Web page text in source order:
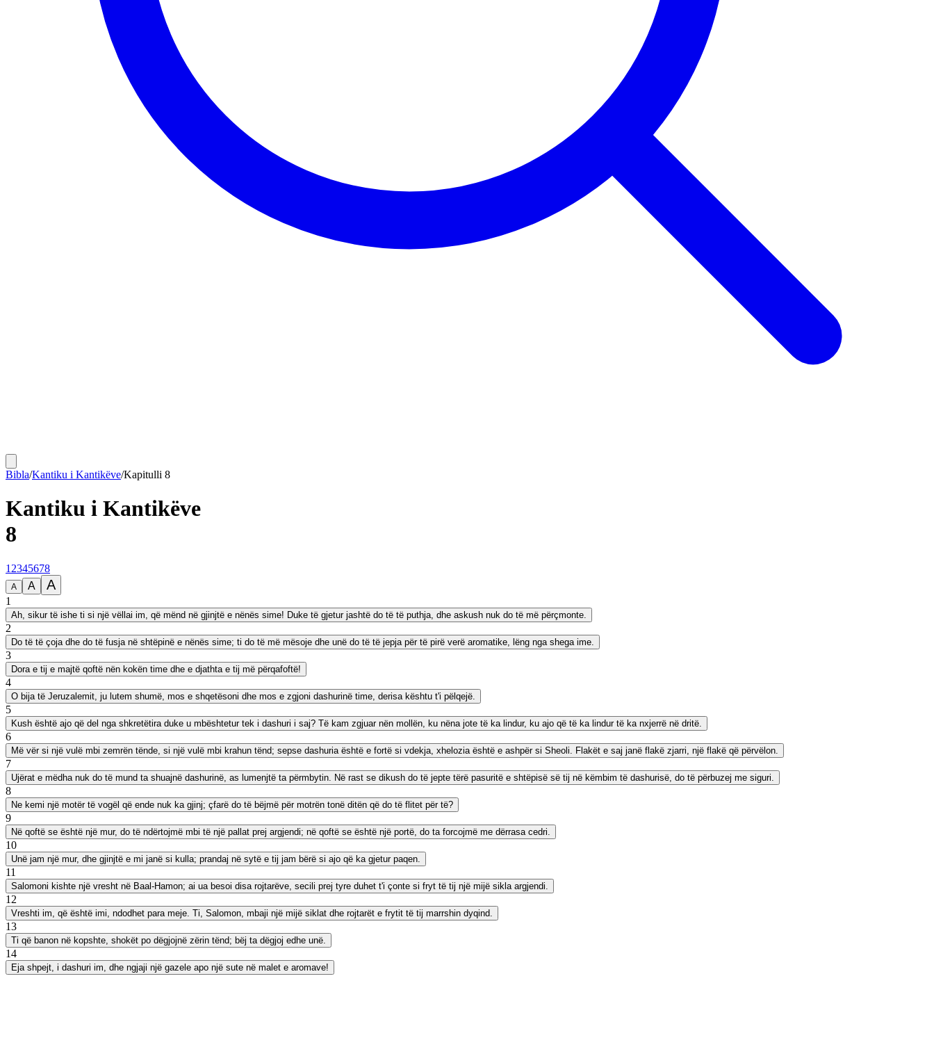
Bibla/Kantiku i Kantikëve/Kapitulli 8
Kantiku i Kantikëve
8
1 2345678
A A A
1
Ah, sikur të ishe ti si një vëllai im, që mënd në gjinjtë e nënës sime! Duke të gjetur jashtë do të të puthja, dhe askush nuk do të më përçmonte.
2
Do të të çoja dhe do të fusja në shtëpinë e nënës sime; ti do të më mësoje dhe unë do të të jepja për të pirë verë aromatike, lëng nga shega ime.
3
Dora e tij e majtë qoftë nën kokën time dhe e djathta e tij më përqafoftë!
4
O bija të Jeruzalemit, ju lutem shumë, mos e shqetësoni dhe mos e zgjoni dashurinë time, derisa kështu t'i pëlqejë.
5
Kush është ajo që del nga shkretëtira duke u mbështetur tek i dashuri i saj? Të kam zgjuar nën mollën, ku nëna jote të ka lindur, ku ajo që të ka lindur të ka nxjerrë në dritë.
6
Më vër si një vulë mbi zemrën tënde, si një vulë mbi krahun tënd; sepse dashuria është e fortë si vdekja, xhelozia është e ashpër si Sheoli. Flakët e saj janë flakë zjarri, një flakë që përvëlon.
7
Ujërat e mëdha nuk do të mund ta shuajnë dashurinë, as lumenjtë ta përmbytin. Në rast se dikush do të jepte tërë pasuritë e shtëpisë së tij në këmbim të dashurisë, do të përbuzej me siguri.
8
Ne kemi një motër të vogël që ende nuk ka gjinj; çfarë do të bëjmë për motrën tonë ditën që do të flitet për të?
9
Në qoftë se është një mur, do të ndërtojmë mbi të një pallat prej argjendi; në qoftë se është një portë, do ta forcojmë me dërrasa cedri.
10
Unë jam një mur, dhe gjinjtë e mi janë si kulla; prandaj në sytë e tij jam bërë si ajo që ka gjetur paqen.
11
Salomoni kishte një vresht në Baal-Hamon; ai ua besoi disa rojtarëve, secili prej tyre duhet t'i çonte si fryt të tij një mijë sikla argjendi.
12
Vreshti im, që është imi, ndodhet para meje. Ti, Salomon, mbaji një mijë siklat dhe rojtarët e frytit të tij marrshin dyqind.
13
Ti që banon në kopshte, shokët po dëgjojnë zërin tënd; bëj ta dëgjoj edhe unë.
14
Eja shpejt, i dashuri im, dhe ngjaji një gazele apo një sute në malet e aromave!